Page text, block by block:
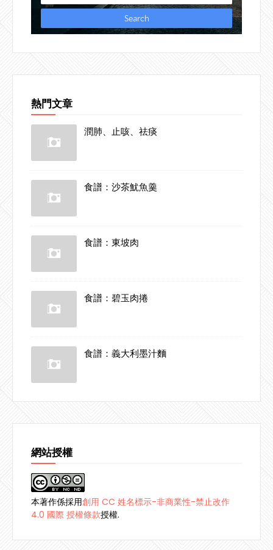
熱門文章
潤肺、止咳、祛痰
食譜：沙茶魷魚羹
食譜：東坡肉
食譜：碧玉肉捲
食譜：義大利墨汁麵
網站授權
本著作係採用創用 CC 姓名標示-非商業性-禁止改作
4.0 國際 授權條款授權.